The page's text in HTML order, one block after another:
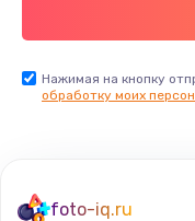
Нажимая на кнопку
обработку моих
foto-iq.ru